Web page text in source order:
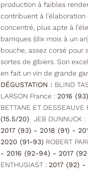
production à faibles
contribuent à l’élaboration
concentré, plus apte à
barriques (dix mois à un
bouche, assez corsé pour
sortes de gibiers. Son
en fait un vin de grande
DÉGUSTATION : BLIND
LARSON France : 2016
BETTANE ET DESSEAUVE
(15.5/20)
JEB DUNNUCK :
2017 (93) - 2018 (91) -
2020 (91-93) ROBERT
- 2016 (92-94) - 2017
ENTHUSIAST : 2017 (92) -